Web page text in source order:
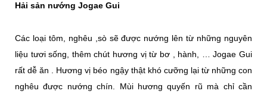
Hải sản nướng Jogae Gui
Các loại tôm, nghêu ,sò sẽ được nướng lên từ những nguyên
liệu tươi sống, thêm chút hương vị từ bơ , hành, … Jogae Gui
rất dễ ăn . Hương vị béo ngậy thật khó cưỡng lại từ những con
nghêu được nướng chín. Mùi hương quyến rũ mà chỉ cần